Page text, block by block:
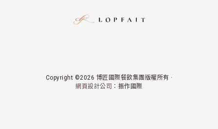
Copyright ©2026 博匠國際餐飲集團版權所有 ·
網頁設計公司 ：振作國際